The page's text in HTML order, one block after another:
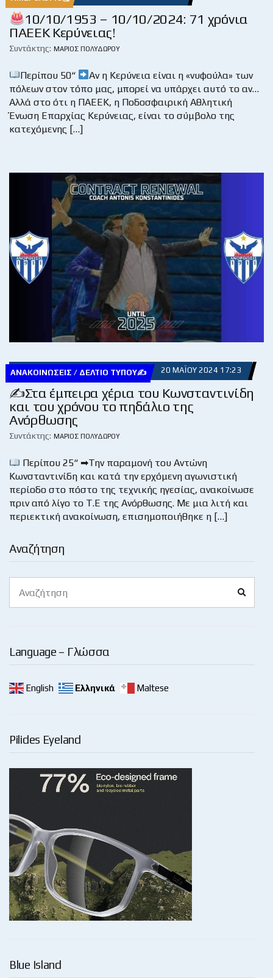
Αναζήτηση
for:
Language – Γλώσσα
English Ελληνικά Maltese
Pilides Eyeland
Blue Island
10/10/1953 – 10/10/2024: 71 χρόνια
ΠΑΕΕΚ Κερύνειας!
Συντάκτης: ΜΆΡΙΟΣ ΠΟΛΥΔΏΡΟΥ
Περίπου 50“
Αν η Κερύνεια είναι η «νυφούλα» των
πόλεων στον τόπο μας, μπορεί να υπάρχει αυτό το αν…
Αλλά στο ότι η ΠΑΕΕΚ, η Ποδοσφαιρική Αθλητική
Ένωση Επαρχίας Κερύνειας, είναι το σύμβολο της
κατεχόμενης […]
ΑΝΑΚΟΙΝΏΣΕΙΣ / ΔΕΛΤΊΟ ΤΎΠΟΥ✍ 20 ΜΑΪ́ΟΥ 2024 17:23
✍Στα έμπειρα χέρια του Κωνσταντινίδη
και του χρόνου το πηδάλιο της
Ανόρθωσης
Συντάκτης: ΜΆΡΙΟΣ ΠΟΛΥΔΏΡΟΥ
Περίπου 25“ ➡Την παραμονή του Αντώνη
Κωνσταντινίδη και κατά την ερχόμενη αγωνιστική
περίοδο στο πόστο της τεχνικής ηγεσίας, ανακοίνωσε
πριν από λίγο το Τ.Ε της Ανόρθωσης. Με μια λιτή και
περιεκτική ανακοίνωση, επισημοποιήθηκε η […]